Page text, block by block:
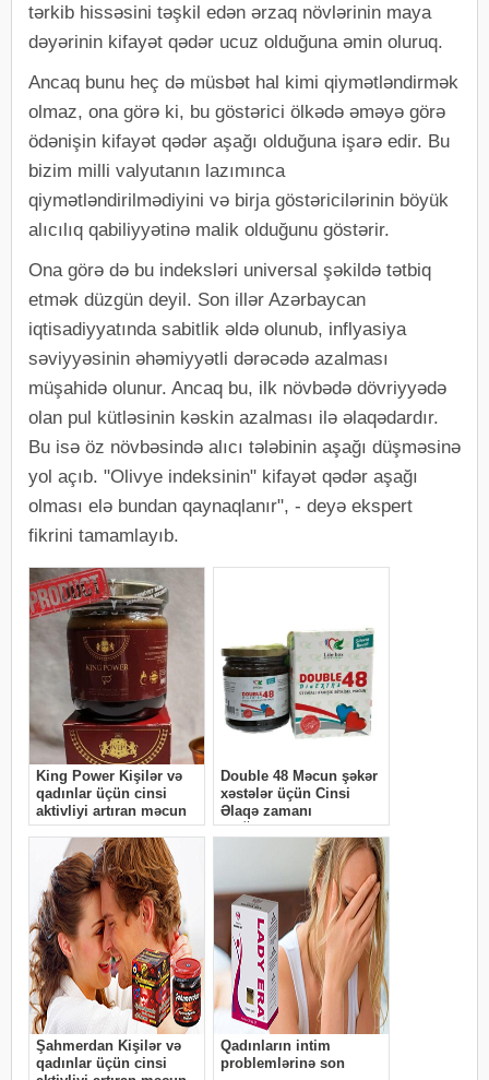
tərkib hissəsini təşkil edən ərzaq növlərinin maya
dəyərinin kifayət qədər ucuz olduğuna əmin oluruq.
Ancaq bunu heç də müsbət hal kimi qiymətləndirmək
olmaz, ona görə ki, bu göstərici ölkədə əməyə görə
ödənişin kifayət qədər aşağı olduğuna işarə edir. Bu
bizim milli valyutanın lazımınca
qiymətləndirilmədiyini və birja göstəricilərinin böyük
alıcılıq qabiliyyətinə malik olduğunu göstərir.
Ona görə də bu indeksləri universal şəkildə tətbiq
etmək düzgün deyil. Son illər Azərbaycan
iqtisadiyyatında sabitlik əldə olunub, inflyasiya
səviyyəsinin əhəmiyyətli dərəcədə azalması
müşahidə olunur. Ancaq bu, ilk növbədə dövriyyədə
olan pul kütləsinin kəskin azalması ilə əlaqədardır.
Bu isə öz növbəsində alıcı tələbinin aşağı düşməsinə
yol açıb. "Olivye indeksinin" kifayət qədər aşağı
olması elə bundan qaynaqlanır", - deyə ekspert
fikrini tamamlayıb.